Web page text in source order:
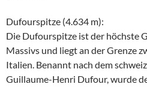
Dufourspitze (4.634 m):
Die Dufourspitze ist der höchste
Massivs und liegt an der Grenze
Italien. Benannt nach dem
Guillaume-Henri Dufour, wurde